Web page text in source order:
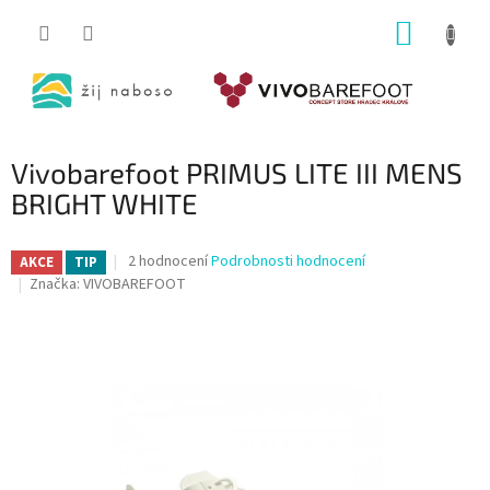
Vivobarefoot PRIMUS LITE III MENS
BRIGHT WHITE
AKCE TIP
Průměrné
hodnocení
2 hodnoceníPodrobnosti hodnocení
Značka: VIVOBAREFOOT